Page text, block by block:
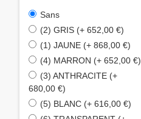
Sans
(2) GRIS (+ 652,00 €)
(1) JAUNE (+ 868,00 €)
(4) MARRON (+ 652,00 €)
(3) ANTHRACITE (+
680,00 €)
(5) BLANC (+ 616,00 €)